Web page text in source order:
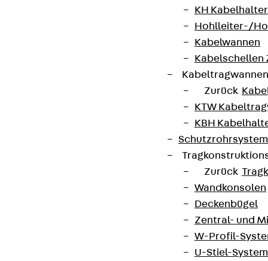
KH Kabelhalter
Hohlleiter-/
Kabelwannen
Kabelschellen
Zurück
KTW
KBH
Zurück
Wandkonsolen
Deckenbügel
Zentral- und
W-Profil-
U-Stiel-System